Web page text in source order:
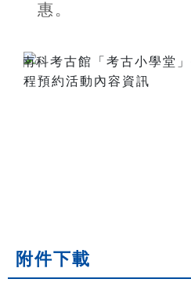
惠 。
附件下載